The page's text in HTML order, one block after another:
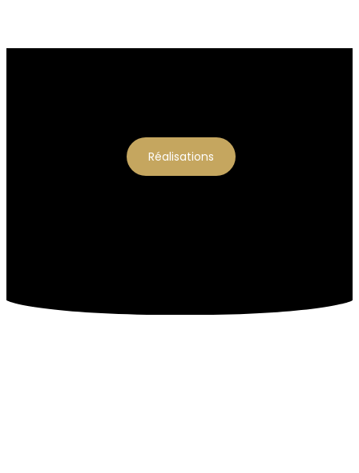
Réalisations